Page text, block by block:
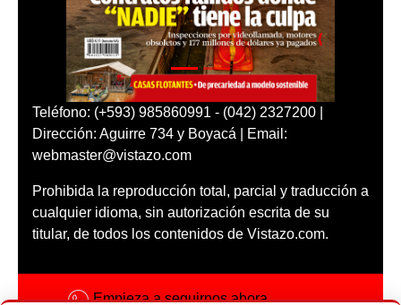
Teléfono: (+593) 985860991 - (042) 2327200 |
Dirección: Aguirre 734 y Boyacá | Email:
webmaster@vistazo.com
Prohibida la reproducción total, parcial y traducción a
cualquier idioma, sin autorización escrita de su
titular, de todos los contenidos de Vistazo.com.
Empieza a seguirnos ahora